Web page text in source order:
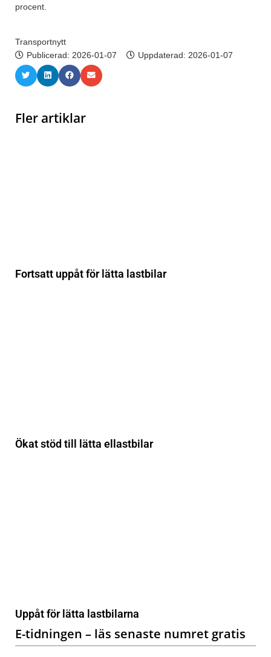
procent.
Transportnytt
Publicerad: 2026-01-07 Uppdaterad: 2026-01-07
Fler artiklar
Fortsatt uppåt för lätta lastbilar
Ökat stöd till lätta ellastbilar
Uppåt för lätta lastbilarna
E-tidningen – läs senaste numret gratis